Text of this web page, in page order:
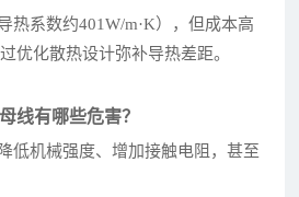
热系数约401W/m·K），但成本高
优化散热设计弥补导热差距。
线有哪些危害？
低机械强度、增加接触电阻，甚至